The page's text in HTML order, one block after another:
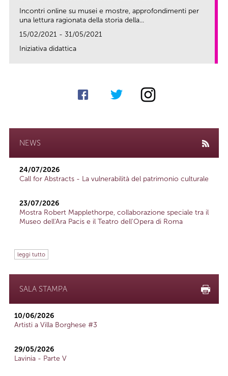
Incontri online su musei e mostre, approfondimenti per
una lettura ragionata della storia della...
15/02/2021 - 31/05/2021
Iniziativa didattica
NEWS
24/07/2026
Call for Abstracts - La vulnerabilità del patrimonio culturale
23/07/2026
Mostra Robert Mapplethorpe, collaborazione speciale tra il
Museo dell'Ara Pacis e il Teatro dell'Opera di Roma
leggi tutto
SALA STAMPA
10/06/2026
Artisti a Villa Borghese #3
29/05/2026
Lavinia - Parte V